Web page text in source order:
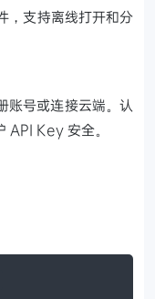
，支持离线打开和分
账号或连接云端。认
Key 安全。